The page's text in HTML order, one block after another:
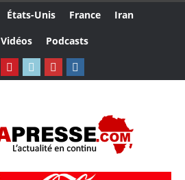
États-Unis France
Iran
Vidéos Podcasts